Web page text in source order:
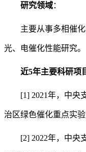
研究领域：
主要从事多相催
光、电催化性能研究。
近5年主要科研项
[1] 2021年，中央
治区绿色催化重点实
[2] 2022年，中央